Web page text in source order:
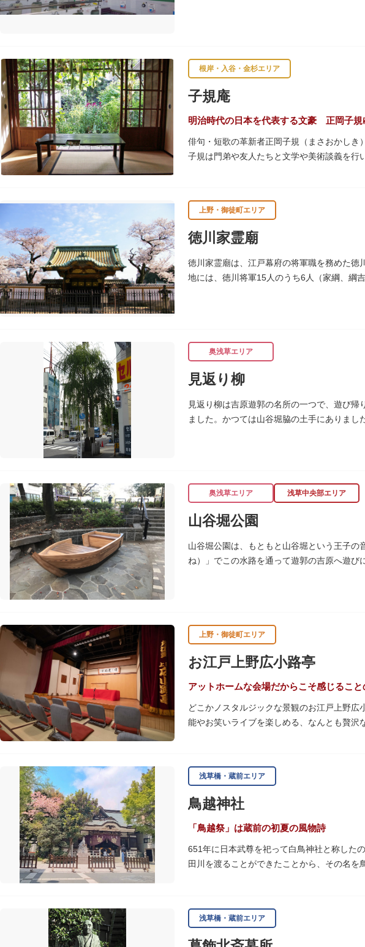
根岸・入谷・金杉エリア
子規庵
明治時代の日本を代表する文豪 正岡子規
俳句・短歌の革新者正岡子規（まさおかしき
子規は門弟や友人たちと文学や美術談義を行
1945（昭和20）年の空襲で焼失しましたが
感できる魅力的な空間となっています。
子規が病室兼書斎にしていた「病牀六尺の間
のボランティア団体により大切に維持・保存
上野・御徒町エリア
徳川家霊廟
徳川家霊廟は、江戸幕府の将軍職を務めた
地には、徳川将軍15人のうち6人（家綱、綱
奥浅草エリア
見返り柳
見返り柳は吉原遊郭の名所の一つで、遊び
ました。かつては山谷堀脇の土手にありまし
奥浅草エリア 浅草中央部エリア
山谷堀公園
山谷堀公園は、もともと山谷堀という王子
ね）」でこの水路を通って遊郭の吉原へ遊び
上野・御徒町エリア
お江戸上野広小路亭
アットホームな会場だからこそ感じるこ
どこかノスタルジックな景観のお江戸上野
能やお笑いライブを楽しめる、なんとも贅沢
浅草橋・蔵前エリア
鳥越神社
「鳥越祭」は蔵前の初夏の風物詩
651年に日本武尊を祀って白鳥神社と称した
田川を渡ることができたことから、その名を
江戸時代までは三社の神社から成り、約2万
毎年6月上旬に行われる鳥越祭では、都内最
が荘厳かつ幻想的な光景をつくりだします
社務所では、社紋の七曜紋と月星紋がデザイ
浅草橋・蔵前エリア